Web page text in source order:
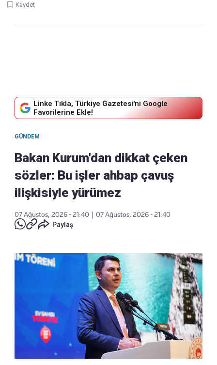
Kaydet
Linke Tıkla, Türkiye Gazetesi'ni Google
Favorilerine Ekle!
GÜNDEM
Bakan Kurum'dan dikkat çeken
sözler: Bu işler ahbap çavuş
ilişkisiyle yürümez
07 Ağustos, 2026 - 21:40
07 Ağustos, 2026 - 21:40
Paylaş